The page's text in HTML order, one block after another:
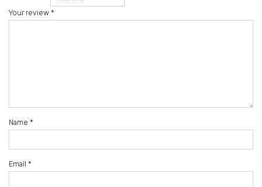
Your review *
Name *
Email *